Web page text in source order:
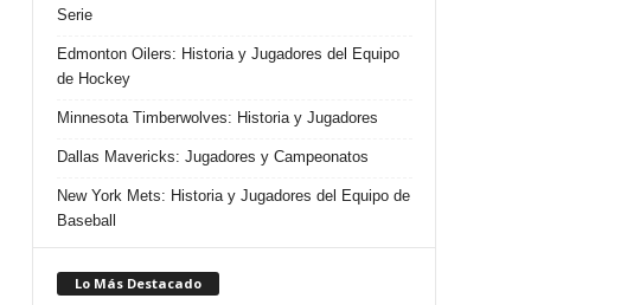
Serie
Edmonton Oilers: Historia y Jugadores del Equipo
de Hockey
Minnesota Timberwolves: Historia y Jugadores
Dallas Mavericks: Jugadores y Campeonatos
New York Mets: Historia y Jugadores del Equipo de
Baseball
Lo Más Destacado